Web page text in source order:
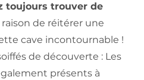
toujours trouver de
raison de réitérer une
cave incontournable !
de découverte : Les
présents à